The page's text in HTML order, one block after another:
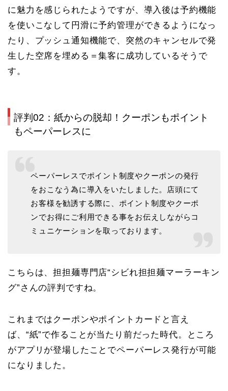
に魅力を感じられたようですが、導入後は予約機能
を使いこなして円滑に予約管理ができるようになっ
たり、プッシュ通知機能で、突然のキャンセルで発
生した空席を埋める＝集客に成功しているそうで
す。
評判02：紙からの脱却！クーポンもポイント
もペーパーレスに
ペーパーレスでポイント制度やクーポンの発行
をおこなう為に導入をいたしました。店頭にて
お客様を勧誘する際に、ポイント制度やクーポ
ンでお得にご利用できる事をお伝えしながらコ
ミュニケーションを取っております。
こちらは、担担麺専門店“シビれ担担麺マーラーキン
グ”さんの評判ですね。
これまではクーポンやポイントカードと言え
ば、“紙”で作ることが当たり前だった時代。ところ
がアプリが登場したことでペーパーレス発行が可能
になりました。